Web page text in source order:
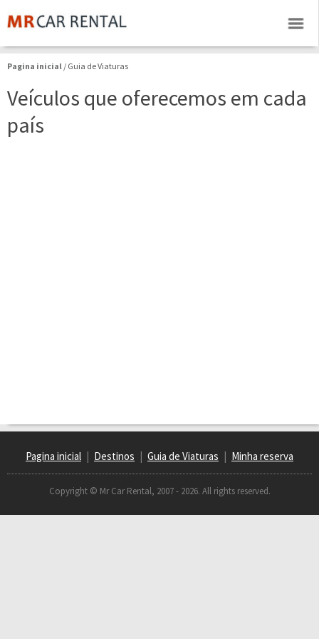
Pagina inicial / Guia de Viaturas
Veículos que oferecemos em cada
país
Pagina inicial | Destinos | Guia de Viaturas | Minha reserva
Copyright © Mr Car Rental, 2007 - 2026. All rights reserved.